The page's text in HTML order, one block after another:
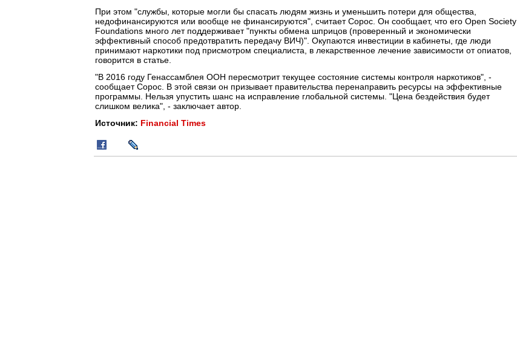
При этом "службы, которые могли бы спасать людям жизнь и уменьшить потери для общества,
недофинансируются или вообще не финансируются", считает Сорос. Он сообщает, что его Open Society
Foundations много лет поддерживает "пункты обмена шприцов (проверенный и экономически
эффективный способ предотвратить передачу ВИЧ)". Окупаются инвестиции в кабинеты, где люди
принимают наркотики под присмотром специалиста, в лекарственное лечение зависимости от опиатов,
говорится в статье.
"В 2016 году Генассамблея ООН пересмотрит текущее состояние системы контроля наркотиков", -
сообщает Сорос. В этой связи он призывает правительства перенаправить ресурсы на эффективные
программы. Нельзя упустить шанс на исправление глобальной системы. "Цена бездействия будет
слишком велика", - заключает автор.
Источник: Financial Times